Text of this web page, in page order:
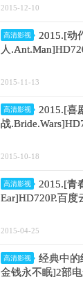
2015-12-10
高清影视
2015.[动
人
2015-11-13
高清影视
2015.[喜
战
2015-10-18
高清影视
2015.[青
Ear]HD720P.百度
2015-04-25
高清影视
经典中的
金钱永不眠]2部